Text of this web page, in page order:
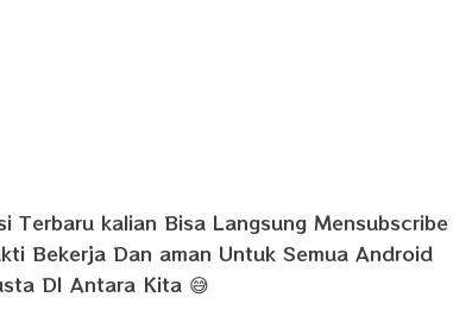
Terbaru kalian Bisa Langsung Mensubscribe
Bekerja Dan aman Untuk Semua Android
DI Antara Kita 😅